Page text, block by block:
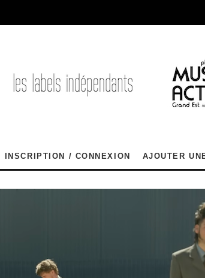
INSCRIPTION / CONNEXION AJOUTER